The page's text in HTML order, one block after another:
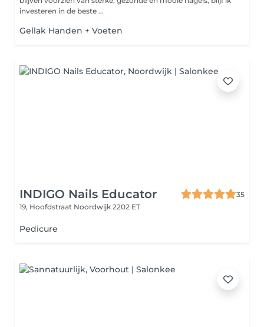
investeren in de beste ...
Gellak Handen + Voeten
INDIGO Nails Educator
35
19, Hoofdstraat Noordwijk 2202 ET
Pedicure